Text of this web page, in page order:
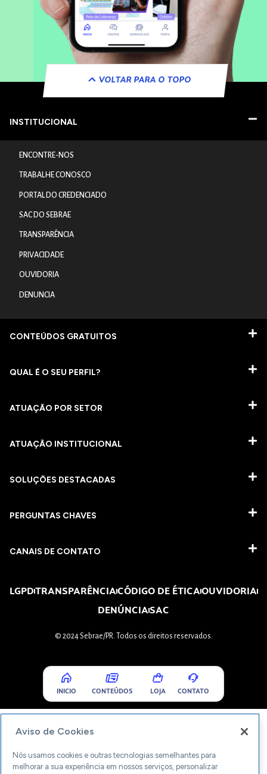
VOLTAR PARA O TOPO
INSTITUCIONAL
ENCONTRE-NOS
TRABALHE CONOSCO
PORTAL DO CREDENCIADO
SAC DO SEBRAE
TRANSPARÊNCIA
PRIVACIDADE
OUVIDORIA
DENUNCIA
CONTEÚDOS GRATUITOS
QUAL É O SEU PERFIL?
ATUAÇÃO POR SETOR
ATUAÇÃO INSTITUCIONAL
SOLUÇÕES DESTACADAS
PERGUNTAS CHAVES​
CANAIS DE CONTATO
LGPDTRANSPARÊNCIACÓDIGO DE ÉTICAOUVIDORIA
DENÚNCIASAC
© 2024 Sebrae/PR. Todos os direitos reservados.
INICIO CONTEÚDOS LOJA CONTATO
Aviso de Cookies
Nós usamos cookies e outras tecnologias semelhantes para
melhorar a sua experiência em nossos serviços, personalizar